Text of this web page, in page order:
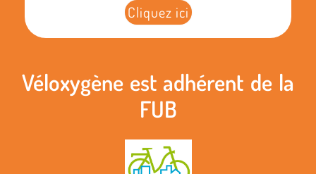
Cliquez ici
Véloxygène est adhérent de la
FUB